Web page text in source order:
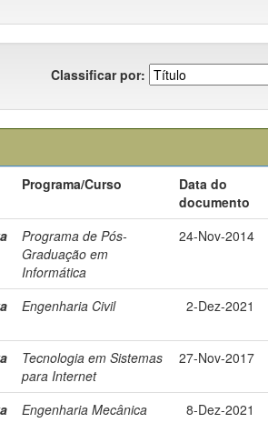
Classificar por:
Programa/Curso
Data do
documento
Programa de Pós-
Graduação em
Informática
24-Nov-2014
Engenharia Civil 2-Dez-2021
Tecnologia em Sistemas
para Internet
27-Nov-2017
Engenharia Mecânica 8-Dez-2021